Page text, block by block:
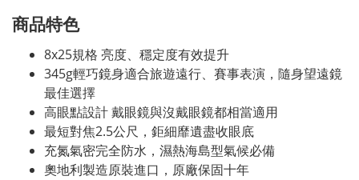
商品特色
8x25規格 亮度、穩定度有效提升
345g輕巧鏡身適合旅遊遠行、賽事表演，隨身望遠鏡
最佳選擇
高眼點設計 戴眼鏡與沒戴眼鏡都相當適用
最短對焦2.5公尺，鉅細靡遺盡收眼底
充氮氣密完全防水，濕熱海島型氣候必備
奧地利製造原裝進口，原廠保固十年